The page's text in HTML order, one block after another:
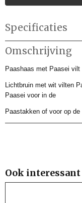
Specificaties
Productcode
AME038738
Productcode leverancier
Afmetingen (l,b,h)
Omschrijving
Paashaas met Paasei vilt
Lichtbruin met wit vilten
Paasei voor in de
Paastakken of voor op
Ook interessant